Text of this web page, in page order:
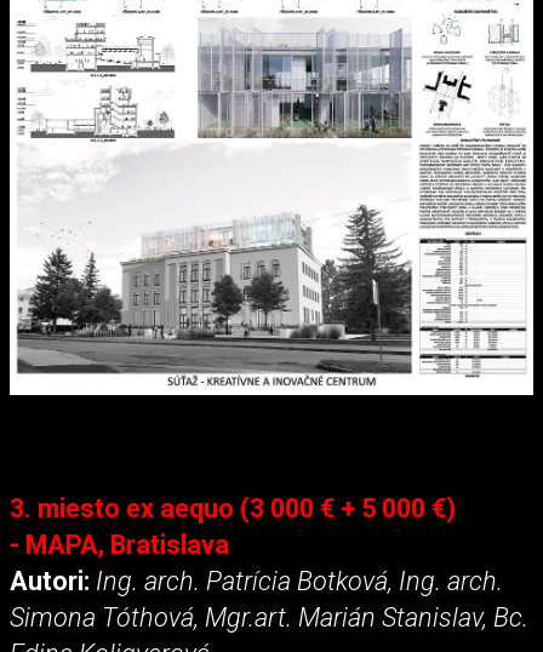
3. miesto ex aequo (3 000 € + 5 000 €)
- MAPA, Bratislava
Autori: Ing. arch. Patrícia Botková, Ing. arch.
Simona Tóthová, Mgr.art. Marián Stanislav, Bc.